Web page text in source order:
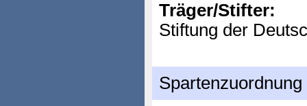
Träger/Stifter:
Stiftung der
Spartenzuordnung